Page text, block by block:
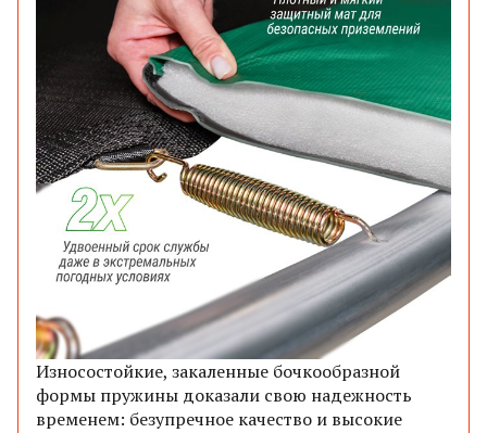
Износостойкие, закаленные бочкообразной
формы пружины доказали свою надежность
временем: безупречное качество и высокие